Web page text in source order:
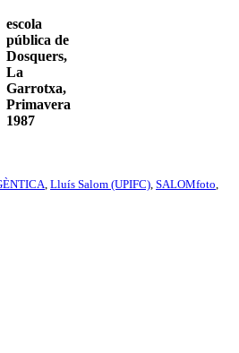
escola
pública de
Dosquers,
La
Garrotxa,
Primavera
1987
Lluís Salom (UPIFC) SALOMfoto